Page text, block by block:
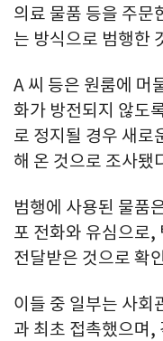
의료 물품 등을 주문
는 방식으로 범행한
A 씨 등은 원룸에 머
화가 방전되지 않도
로 정지될 경우 새로
해 온 것으로 조사됐
범행에 사용된 물품
포 전화와 유심으로,
전달받은 것으로 확
이들 중 일부는 사회
과 최초 접촉했으며,